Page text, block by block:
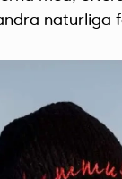
naturliga